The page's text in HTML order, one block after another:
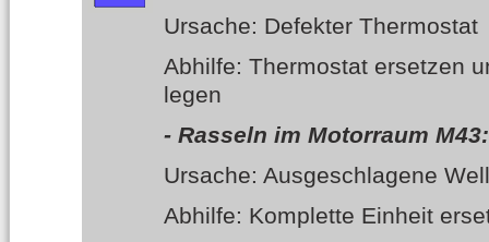
Ursache: Defekter Thermostat
Abhilfe: Thermostat ersetzen
legen
- Rasseln im Motorraum M43:
Ursache: Ausgeschlagene
Abhilfe: Komplette Einheit